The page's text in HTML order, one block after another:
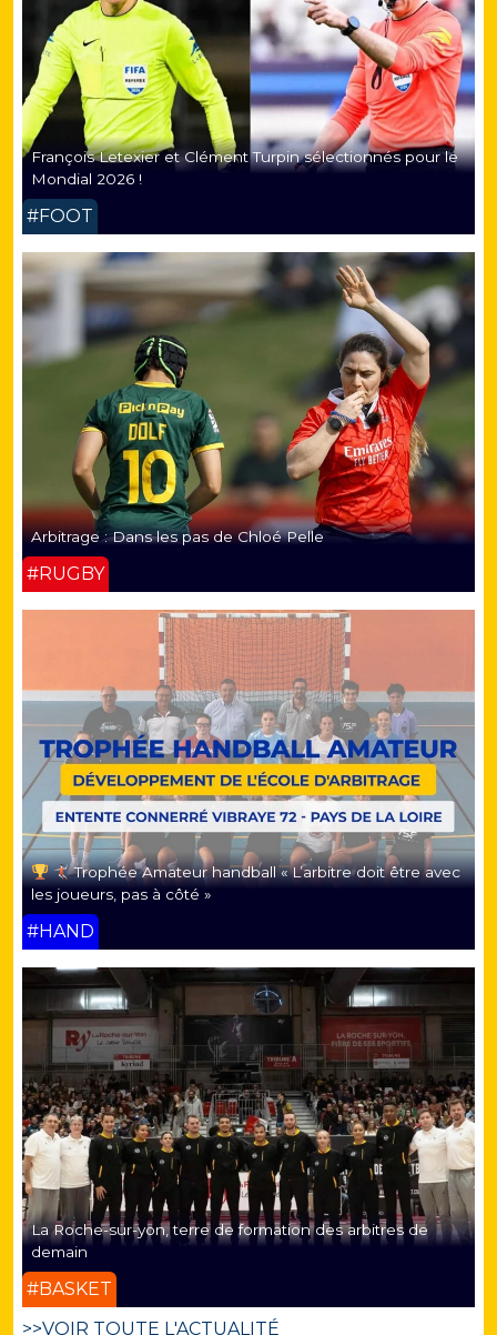
François Letexier et Clément Turpin sélectionnés pour le
Mondial 2026 !
#FOOT
Arbitrage : Dans les pas de Chloé Pelle
#RUGBY
Trophée Amateur handball « L’arbitre doit être avec
les joueurs, pas à côté »
#HAND
La Roche-sur-yon, terre de formation des arbitres de
demain
#BASKET
>>VOIR TOUTE L'ACTUALITÉ